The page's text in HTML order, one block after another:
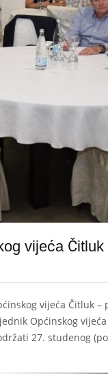
vijeća Čitluk
vijeća Čitluk –
Općinskog
27. studenog